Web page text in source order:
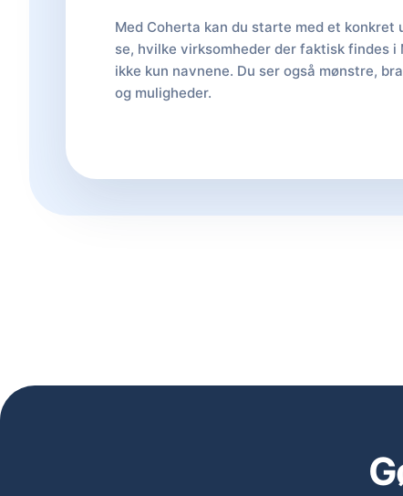
Med Coherta kan du starte med et konkret
se, hvilke virksomheder der faktisk findes i
ikke kun navnene. Du ser også mønstre,
og muligheder.